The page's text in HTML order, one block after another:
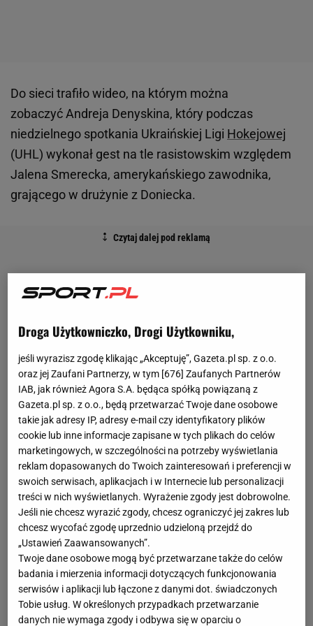
Do sieci trafiło wideo, na którym można
zobaczyć Andreja Denyskina, który podczas
niedzielnego spotkania Ukraińskiej Ligi Hokejowej
(UHL) wykonał gest na tle rasistowskim względem
Jalena Smerecka, amerykańskiego zawodnika,
grającego w drużynie z Doniecka.
Droga Użytkowniczko, Drogi Użytkowniku,
jeśli wyrazisz zgodę klikając „Akceptuję”, Gazeta.pl sp. z o.o.
oraz jej Zaufani Partnerzy, w tym [676] Zaufanych Partnerów
IAB, jak również Agora S.A. będąca spółką powiązaną z
Gazeta.pl sp. z o.o., będą przetwarzać Twoje dane osobowe
takie jak adresy IP, adresy e-mail czy identyfikatory plików
cookie lub inne informacje zapisane w tych plikach do celów
marketingowych, w szczególności na potrzeby wyświetlania
reklam dopasowanych do Twoich zainteresowań i preferencji w
swoich serwisach, aplikacjach i w Internecie lub personalizacji
treści w nich wyświetlanych. Wyrażenie zgody jest dobrowolne.
Jeśli nie chcesz wyrazić zgody, chcesz ograniczyć jej zakres lub
chcesz wycofać zgodę uprzednio udzieloną przejdź do
„Ustawień Zaawansowanych”.
Twoje dane osobowe mogą być przetwarzane także do celów
badania i mierzenia informacji dotyczących funkcjonowania
serwisów i aplikacji lub łączone z danymi dot. świadczonych
Tobie usług. W określonych przypadkach przetwarzanie
danych nie wymaga zgody i odbywa się w oparciu o